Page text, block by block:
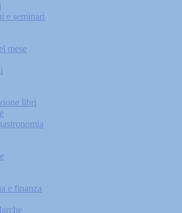
e seminari
mese
libri
e finanza